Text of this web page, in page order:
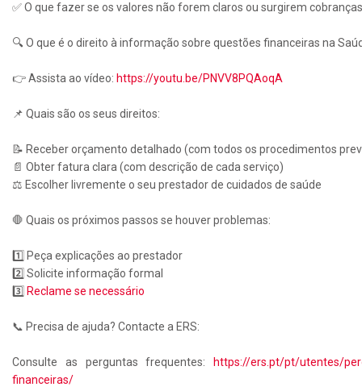
✅ O que fazer se os valores não forem claros ou surgirem
🔍 O que é o direito à informação sobre questões financeiras na
👉 Assista ao vídeo: https://youtu.be/PNVV8PQAoqA
📌 Quais são os seus direitos:
📝 Receber orçamento detalhado (com todos os procedimentos
📄 Obter fatura clara (com descrição de cada serviço)
⚖️ Escolher livremente o seu prestador de cuidados de saúde
🛑 Quais os próximos passos se houver problemas:
1️⃣ Peça explicações ao prestador
2️⃣ Solicite informação formal
3️⃣ Reclame se necessário
📞 Precisa de ajuda? Contacte a ERS:
Consulte as perguntas frequentes:
https://ers.pt/pt/utentes/
financeiras/